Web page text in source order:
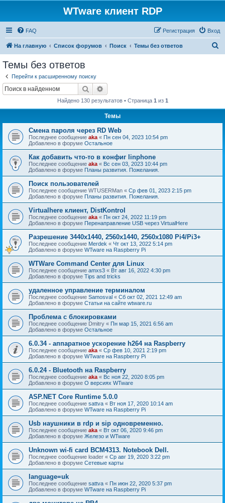
WTware клиент RDP
FAQ Вход
Регистрация
На главную Список форумов Поиск Темы без ответов
Темы без ответов
Перейти к расширенному поиску
Поиск
Найдено 130 результатов • Страница 1 из 1
Темы
Смена пароля через RD Web
Последнее сообщение aka « Пн сен 04, 2023 10:54 pm
Добавлено в форуме Остальное
Как добавить что-то в конфиг linphone
Последнее сообщение aka « Вс сен 03, 2023 10:44 pm
Добавлено в форуме Планы развития. Пожелания.
Поиск пользователей
Последнее сообщение WTUSERMan « Ср фев 01, 2023 2:15 pm
Добавлено в форуме Планы развития. Пожелания.
Virtualhere клиент, DistKontrol
Последнее сообщение aka « Пн окт 24, 2022 11:19 pm
Добавлено в форуме Перенаправление USB через VirtualHere
Разрешение 3440x1440, 2560x1440, 2560x1080 Pi4/Pi3+
Последнее сообщение Merdek « Чт окт 13, 2022 5:14 pm
Добавлено в форуме WTware на Raspberry Pi
WTWare Command Center для Linux
Последнее сообщение amxs3 « Вт авг 16, 2022 4:30 pm
Добавлено в форуме Tips and tricks
удаленное управление терминалом
Последнее сообщение Samosval « Сб окт 02, 2021 12:49 am
Добавлено в форуме Статьи на сайте wtware.ru
Проблема с блокировками
Последнее сообщение Dmitry « Пн мар 15, 2021 6:56 am
Добавлено в форуме Остальное
6.0.34 - аппаратное ускорение h264 на Raspberry
Последнее сообщение aka « Ср фев 10, 2021 2:19 pm
Добавлено в форуме WTware на Raspberry Pi
6.0.24 - Bluetooth на Raspberry
Последнее сообщение aka « Вс ноя 22, 2020 8:05 pm
Добавлено в форуме О версиях WTware
ASP.NET Core Runtime 5.0.0
Последнее сообщение sattva « Вт ноя 17, 2020 10:14 am
Добавлено в форуме WTware на Raspberry Pi
Usb наушники в rdp и sip одновременно.
Последнее сообщение aka « Вт окт 06, 2020 9:46 pm
Добавлено в форуме Железо и WTware
Unknown wi-fi card BCM4313. Notebook Dell.
Последнее сообщение loader « Ср авг 19, 2020 3:22 pm
Добавлено в форуме Сетевые карты
language=uk
Последнее сообщение sattva « Пн июн 22, 2020 5:37 pm
Добавлено в форуме WTware на Raspberry Pi